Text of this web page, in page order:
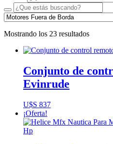
Mostrando los 23 resultados
Conjunto de
Evinrude
U$S 837
¡Oferta!